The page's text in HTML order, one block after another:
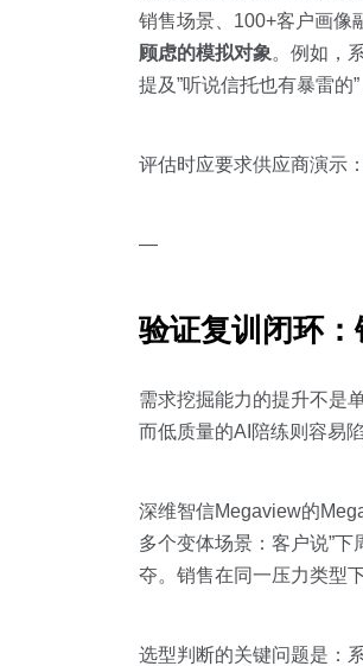
销售场景、100+客户画像
顾虑的模拟对象。例如，
提及”听说信托也有暴雷的
评估时应要求供应商演示
—
验证复训闭环
需求挖掘能力的提升不是
而低质量的AI陪练则容易
深维智信Megaview的
多个变体场景：客户说”下
夺。销售在同一压力类型
选型判断的关键问题是：